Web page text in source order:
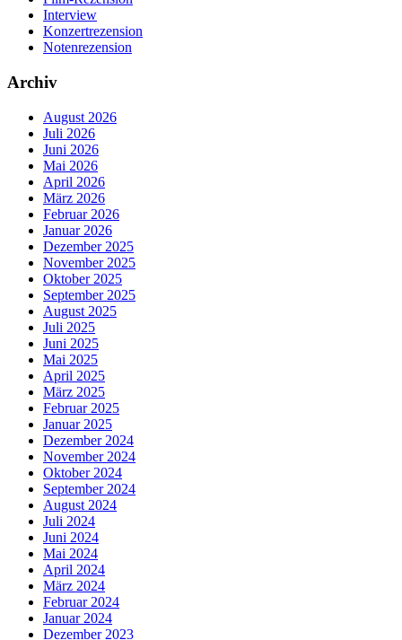
Interview
Konzertrezension
Notenrezension
Archiv
August 2026
Juli 2026
Juni 2026
Mai 2026
April 2026
März 2026
Februar 2026
Januar 2026
Dezember 2025
November 2025
Oktober 2025
September 2025
August 2025
Juli 2025
Juni 2025
Mai 2025
April 2025
März 2025
Februar 2025
Januar 2025
Dezember 2024
November 2024
Oktober 2024
September 2024
August 2024
Juli 2024
Juni 2024
Mai 2024
April 2024
März 2024
Februar 2024
Januar 2024
Dezember 2023